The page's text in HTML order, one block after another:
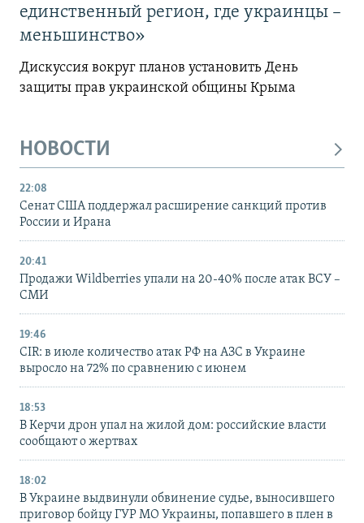
единственный регион, где украинцы –
меньшинство»
Дискуссия вокруг планов установить День
защиты прав украинской общины Крыма
НОВОСТИ
22:08
Сенат США поддержал расширение санкций против
России и Ирана
20:41
Продажи Wildberries упали на 20-40% после атак ВСУ –
СМИ
19:46
CIR: в июле количество атак РФ на АЗС в Украине
выросло на 72% по сравнению с июнем
18:53
В Керчи дрон упал на жилой дом: российские власти
сообщают о жертвах
18:02
В Украине выдвинули обвинение судье, выносившего
приговор бойцу ГУР МО Украины, попавшего в плен в